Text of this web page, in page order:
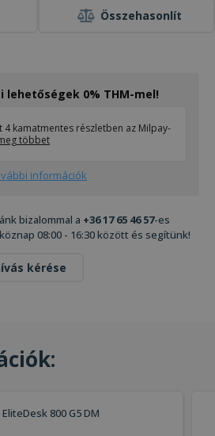
Összehasonlít
lehetőségek 0% THM-mel!
4 kamatmentes részletben az Milpay-
többet
információk
bizalommal a +36 17 65 46 57-es
08:00 - 16:30 között és segítünk!
kérése
EliteDesk 800 G5 DM